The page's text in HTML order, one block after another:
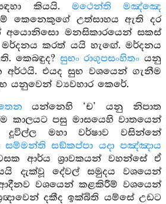
කියයි. මථෙන්ති මඤ්ඤෙ
කෙනෙකුගේ උත්සාහය ඇති දර
මනසිකාරයෙන් සකස්
කරත් යයි හැඟේ. මර්දනය
කෙබඳුද? සුභං රාගුපසංහිතං යනු
එයද සුභ වශයෙන් ගැනීම
ව්‍යවහාර කෙරේ.
යන්නෙහි ‘ච’ යනු නිපාත
කාලයට පසු මාසයෙහි වාතයෙන්
මහා වර්ෂාව වසින්නේ
සම්මන්ති සඞ්කප්පා යදා පඤ්ඤාය
ආර්ය ශ්‍රාවකයන් වහන්සේ ඒ
දැක්වූ දේවල් සමුදය වශයෙන්
වශයෙන් කළකිරීම් වශයෙන්
දකීද ඉක්බිති යම්සේ උඩට